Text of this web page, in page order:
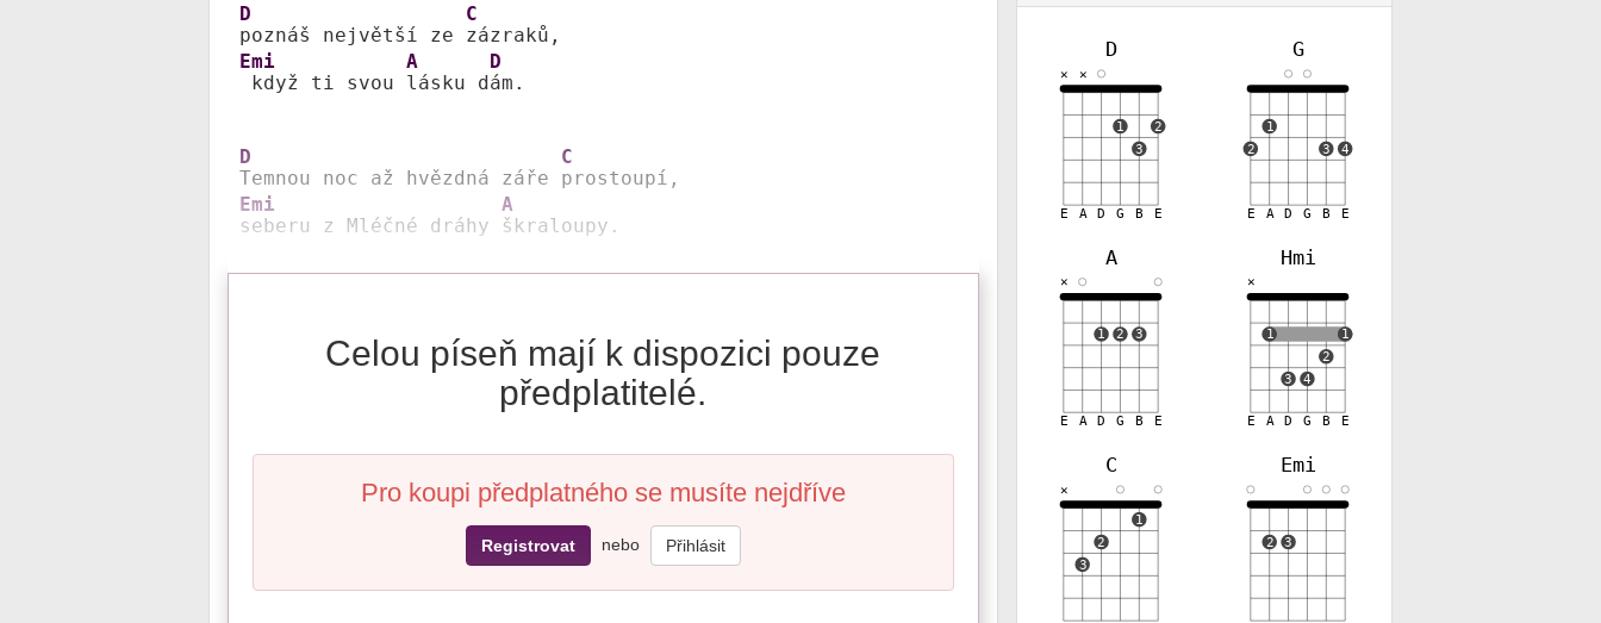
D
poznáš největší ze
C
Emi
když ti svou
A
lásku d
D
ám.
D
Temnou noc až hvězdná záře
C
Emi
seberu z Mléčné dráhy
A
škraloupy.
Celou píseň mají k dispozici pouze
předplatitelé.
Pro koupi předplatného se musíte nejdříve
Registrovat nebo Přihlásit
D
E A D G B E
✕ ✕
1
3
2
G
E A D G B E
2
1
3
4
A
E A D G B E
✕
1 2 3
Hmi
E A D G B E
✕
1
3 4
2
1
C
✕
3
2
1
Emi
2 3